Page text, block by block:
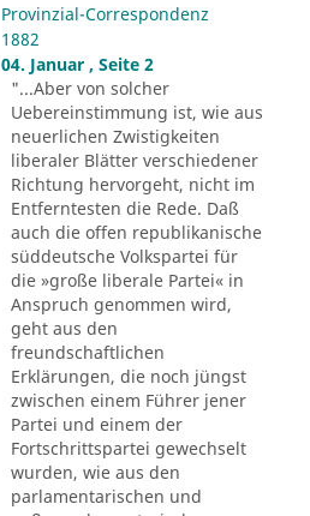
Provinzial-Correspondenz
1882
04. Januar , Seite 2
"...Aber von solcher
Uebereinstimmung ist, wie aus
neuerlichen Zwistigkeiten
liberaler Blätter verschiedener
Richtung hervorgeht, nicht im
Entferntesten die Rede. Daß
auch die offen republikanische
süddeutsche Volkspartei für
die »große liberale Partei« in
Anspruch genommen wird,
geht aus den
freundschaftlichen
Erklärungen, die noch jüngst
zwischen einem Führer jener
Partei und einem der
Fortschrittspartei gewechselt
wurden, wie aus den
parlamentarischen und